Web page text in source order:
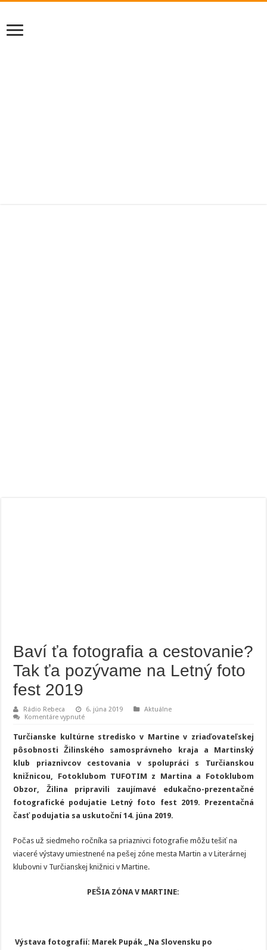
Baví ťa fotografia a cestovanie?
Tak ťa pozývame na Letný foto
fest 2019
Rádio Rebeca 6. júna 2019
Aktuálne
Komentáre vypnuténa
fotografia
a
Tak
pozývame
na
Letný
foto
2019
Turčianske kultúrne stredisko v Martine v zriaďovateľskej
pôsobnosti Žilinského samosprávneho kraja a Martinský
klub priaznivcov cestovania v spolupráci s Turčianskou
knižnicou, Fotoklubom TUFOTIM z Martina a Fotoklubom
Obzor, Žilina pripravili zaujímavé edukačno-prezentačné
fotografické podujatie Letný foto fest 2019. Prezentačná
časť podujatia sa uskutoční 14. júna 2019.
Počas už siedmeho ročníka sa priaznivci fotografie môžu tešiť na
viaceré výstavy umiestnené na pešej zóne mesta Martin a v Literárnej
klubovni v Turčianskej knižnici v Martine.
PEŠIA ZÓNA V MARTINE:
Výstava fotografií: Marek Pupák „Na Slovensku po